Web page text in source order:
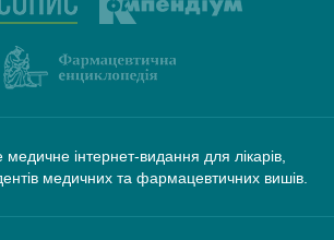
медичне інтернет-видання для лікарів,
медичних та фармацевтичних вишів.